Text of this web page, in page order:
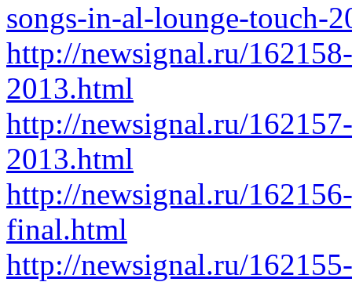
songs-in-al-lounge-touch-
http://newsignal.ru/
2013.html
http://newsignal.ru/
2013.html
http://newsignal.ru/
final.html
http://newsignal.ru/